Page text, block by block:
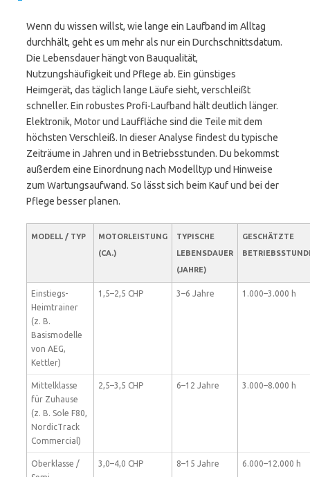
Wenn du wissen willst, wie lange ein Laufband im Alltag
durchhält, geht es um mehr als nur ein Durchschnittsdatum.
Die Lebensdauer hängt von Bauqualität,
Nutzungshäufigkeit und Pflege ab. Ein günstiges
Heimgerät, das täglich lange Läufe sieht, verschleißt
schneller. Ein robustes Profi-Laufband hält deutlich länger.
Elektronik, Motor und Lauffläche sind die Teile mit dem
höchsten Verschleiß. In dieser Analyse findest du typische
Zeiträume in Jahren und in Betriebsstunden. Du bekommst
außerdem eine Einordnung nach Modelltyp und Hinweise
zum Wartungsaufwand. So lässt sich beim Kauf und bei der
Pflege besser planen.
MODELL / TYP
MOTORLEISTUNG
(CA.)
TYPISCHE
LEBENSDAUER
(JAHRE)
GESCHÄTZTE
Einstiegs-
Heimtrainer
(z. B.
Basismodelle
von AEG,
Kettler)
1,5–2,5 CHP 3–6 Jahre 1.000–3.000 h
Mittelklasse
für Zuhause
(z. B. Sole F80,
NordicTrack
Commercial)
2,5–3,5 CHP 6–12 Jahre 3.000–8.000 h
Oberklasse /
3,0–4,0 CHP 8–15 Jahre 6.000–12.000 h